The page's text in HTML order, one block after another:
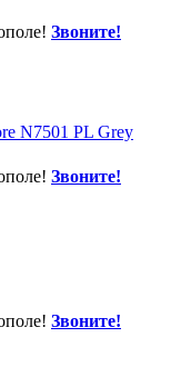
Звоните!
N7501 PL Grey
Звоните!
Звоните!